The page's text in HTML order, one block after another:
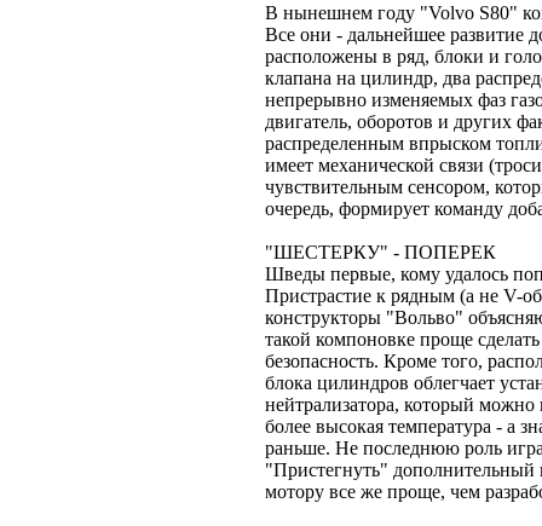
В нынешнем году "Volvo S80"
Все они - дальнейшее развитие
расположены в ряд, блоки и
клапана на цилиндр, два
непрерывно изменяемых фаз
двигатель, оборотов и других
распределенным впрыском
имеет механической связи
чувствительным сенсором,
очередь, формирует команду
"ШЕСТЕРКУ" - ПОПЕРЕК
Шведы первые, кому удалось
Пристрастие к рядным (а не V-
конструкторы "Вольво"
такой компоновке проще
безопасность. Кроме того,
блока цилиндров облегчает
нейтрализатора, который можно
более высокая температура - а
раньше. Не последнюю роль
"Пристегнуть"
мотору все же проще, чем